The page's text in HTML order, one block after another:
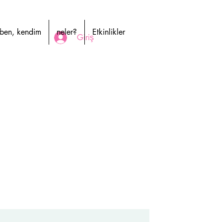
ben, kendim neler? Etkinlikler
Giriş